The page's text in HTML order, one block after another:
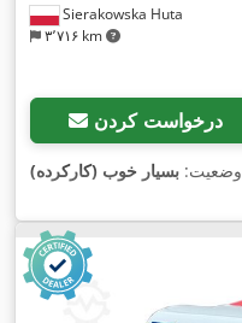
Sierakowska Huta
۳٬۷۱۶ km
درخواست کردن
وضعیت: بسیار خوب (کارکرده)